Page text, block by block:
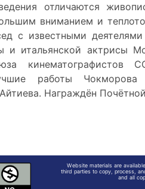
отличаются
вниманием и
с известными
и итальянской актрисы
кинематографистов
работы
Награждён
Website materials are
third parties to copy, process,
and all